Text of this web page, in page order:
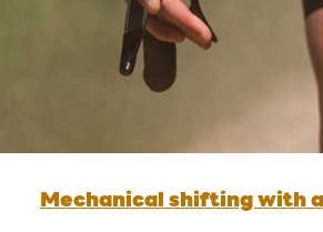
Mechanical shifting with